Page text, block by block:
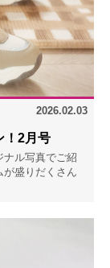
2026.02.03
！2月号
ナル写真でご紹
盛りだくさん